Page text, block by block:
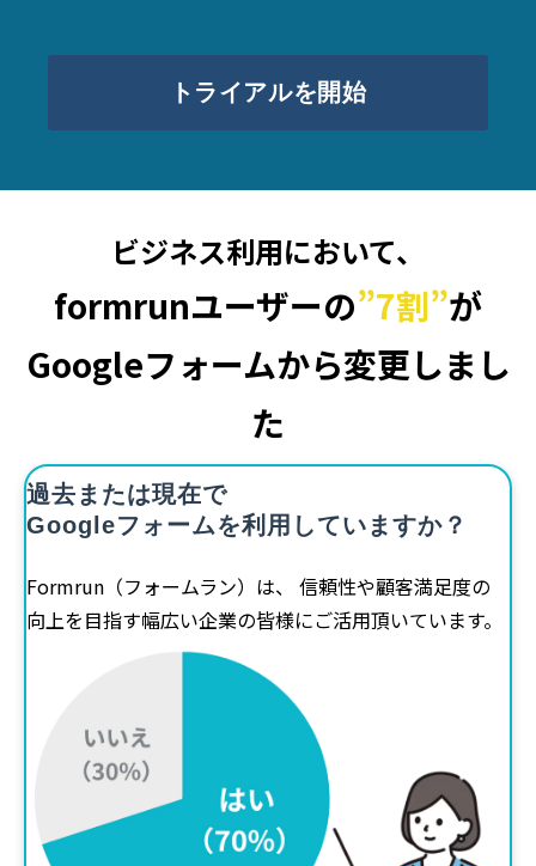
トライアルを開始
ビジネス利用において、
formrunユーザーの”7割”が
Googleフォームから変更しまし
た
過去または現在で
Googleフォームを利用していますか？
Formrun（フォームラン）は、 信頼性や顧客満足度の
向上を目指す幅広い企業の皆様にご活用頂いています。